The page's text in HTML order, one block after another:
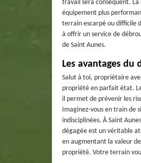
travail sera conséquent.
équipement plus
terrain escarpé ou difficile
à offrir un service de
de Saint Aunes.
Les avantages
Salut à toi, propriétaire
propriété en parfait état.
il permet de prévenir les
Imaginez-vous en train de
indisciplinées. À Saint
dégagée est un véritable
en augmentant la valeur
propriété. Votre terrain